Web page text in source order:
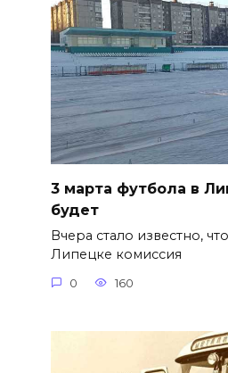
3 марта футбола в
будет
Вчера стало известно,
Липецке комиссия
0 160